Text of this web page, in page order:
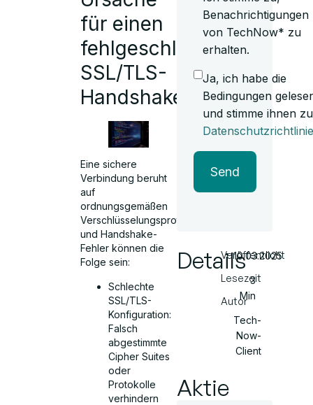
für einen
fehlgeschlagenen
SSL/TLS-
Handshake?
Eine sichere
Verbindung beruht
auf
ordnungsgemäßen
Verschlüsselungsprotokollen,
und Handshake-
Fehler können die
Folge sein:
Schlechte
SSL/TLS-
Konfiguration:
Falsch
abgestimmte
Cipher Suites
oder
Protokolle
verhindern
Benachrichtigungen
von TechNow* zu
erhalten.
Ja, ich habe die
Bedingungen
und stimme ihnen
Datenschutzrichtlinie
Send
DetailsVeröffentlicht
Lesezeit
Autor
10.03.2025
3
Min
Tech-
Now-
Client
Aktie